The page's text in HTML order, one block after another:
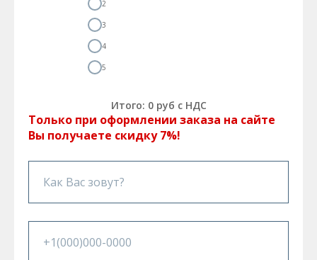
2
3
4
5
Итого: 0 руб с НДС
Только при оформлении заказа на сайте
Вы получаете скидку 7%!